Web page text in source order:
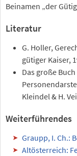
Beinamen „der
Literatur
G. Holler,
gütiger Kaiser,
Das große
Kleindel & H.
Weiterführendes
Graupp, I. Ch.:
Altösterreich: